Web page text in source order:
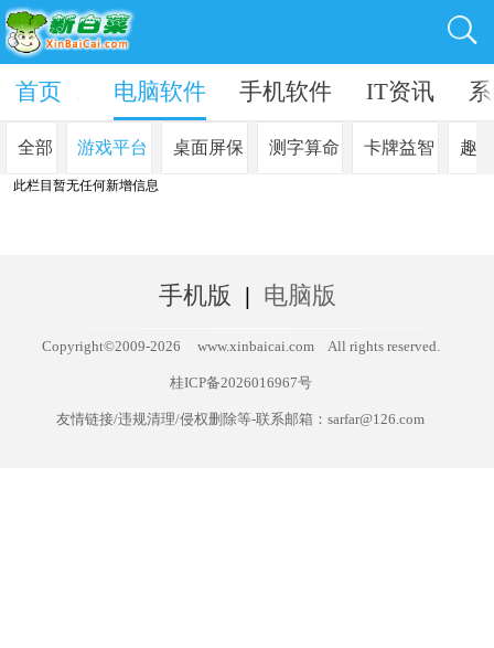
系统 电脑软件 手机软件 IT资讯
首页
全部 游戏平台 桌面屏保 测字算命 卡牌益智 趣
此栏目暂无任何新增信息
手机版 | 电脑版
Copyright©2009-2026 www.xinbaicai.com All rights reserved.
桂ICP备2026016967号
友情链接/违规清理/侵权删除等-联系邮箱：sarfar@126.com